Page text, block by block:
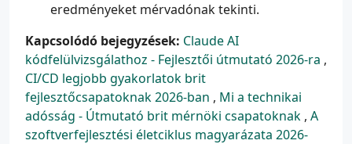
eredményeket mérvadónak tekinti.
Kapcsolódó bejegyzések: Claude AI
kódfelülvizsgálathoz - Fejlesztői útmutató 2026-ra ,
CI/CD legjobb gyakorlatok brit
fejlesztőcsapatoknak 2026-ban , Mi a technikai
adósság - Útmutató brit mérnöki csapatoknak , A
szoftverfejlesztési életciklus magyarázata 2026-